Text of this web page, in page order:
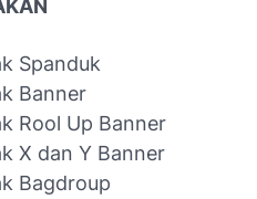
Spanduk
Banner
Rool Up Banner
X dan Y Banner
Bagdroup